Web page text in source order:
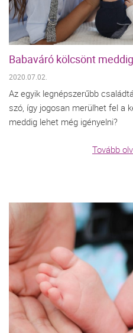
Babaváró kölcsönt
2020.07.02.
Az egyik legnépszerűbb
szó, így jogosan merülhet fel a
meddig lehet még igényelni?
Tovább